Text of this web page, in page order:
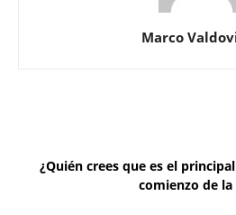
Marco
¿Quién crees que es el
comienzo de